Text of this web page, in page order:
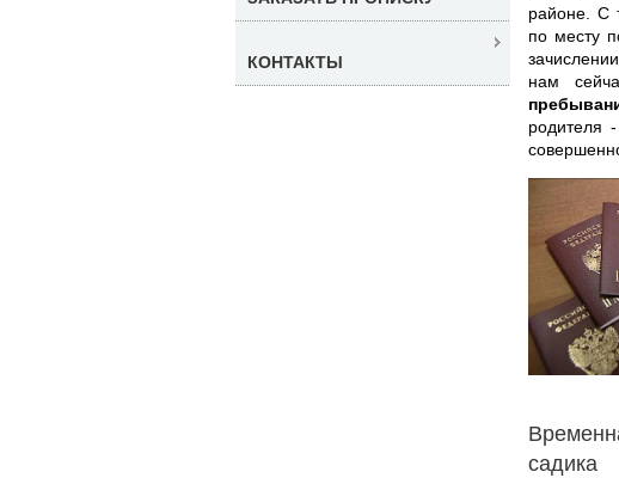
районе. С
по месту
нам
родителя
садика
КОНТАКТЫ